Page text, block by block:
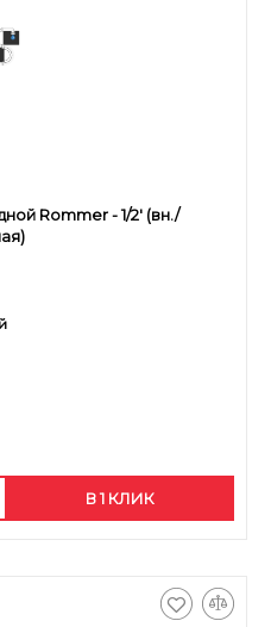
Rommer - 1/2' (вн./
В 1 КЛИК